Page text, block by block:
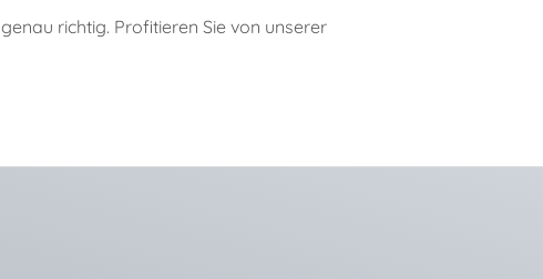
genau richtig. Profitieren Sie von unserer